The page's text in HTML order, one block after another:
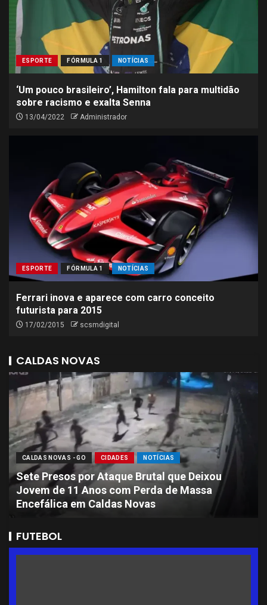
ESPORTE FÓRMULA 1 NOTÍCIAS
‘Um pouco brasileiro’, Hamilton fala para multidão
sobre racismo e exalta Senna
13/04/2022 Administrador
ESPORTE FÓRMULA 1 NOTÍCIAS
Ferrari inova e aparece com carro conceito
futurista para 2015
17/02/2015 scsmdigital
CALDAS NOVAS
CALDAS NOVAS - GO CIDADES NOTÍCIAS
Sete Presos por Ataque Brutal que Deixou
Jovem de 11 Anos com Perda de Massa
Encefálica em Caldas Novas
FUTEBOL